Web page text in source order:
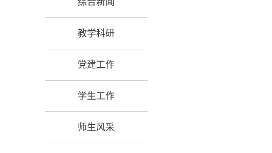
综合新闻
教学科研
党建工作
学生工作
师生风采